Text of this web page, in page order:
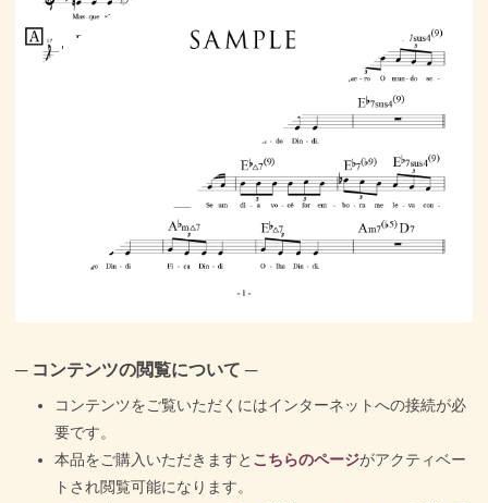
─ コンテンツの閲覧について ─
コンテンツをご覧いただくにはインターネットへの接続が必
要です。
本品をご購入いただきますと こちらのページがアクティベー
トされ閲覧可能になります。